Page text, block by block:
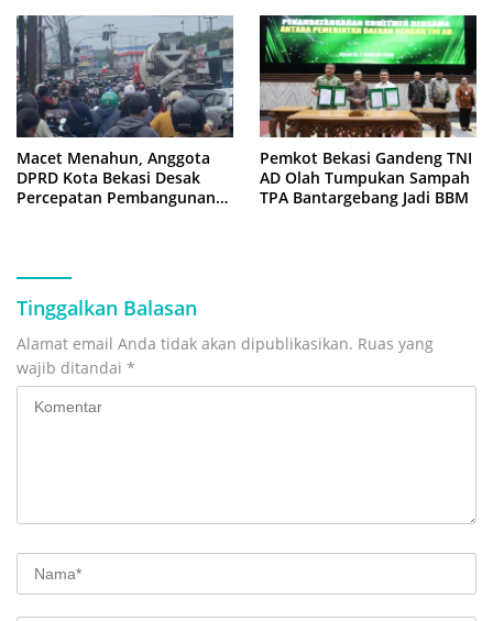
Macet Menahun, Anggota
DPRD Kota Bekasi Desak
Percepatan Pembangunan
Pemkot Bekasi Gandeng TNI
AD Olah Tumpukan Sampah
TPA Bantargebang Jadi BBM
Tinggalkan Balasan
Alamat email Anda tidak akan dipublikasikan. Ruas yang
wajib ditandai *